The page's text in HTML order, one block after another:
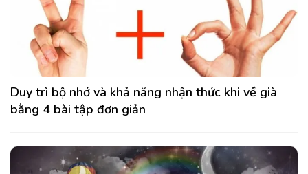
Duy trì bộ nhớ và khả năng nhận thức khi về già
bằng 4 bài tập đơn giản